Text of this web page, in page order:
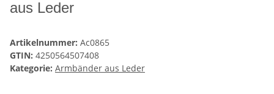
aus Leder
Artikelnummer: Ac0865
GTIN: 4250564507408
Kategorie: Armbänder aus Leder